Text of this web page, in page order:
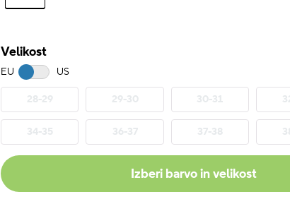
Velikost
EU US
28-29 29-30 30-31
34-35 36-37 37-38
Izberi barvo in velikost